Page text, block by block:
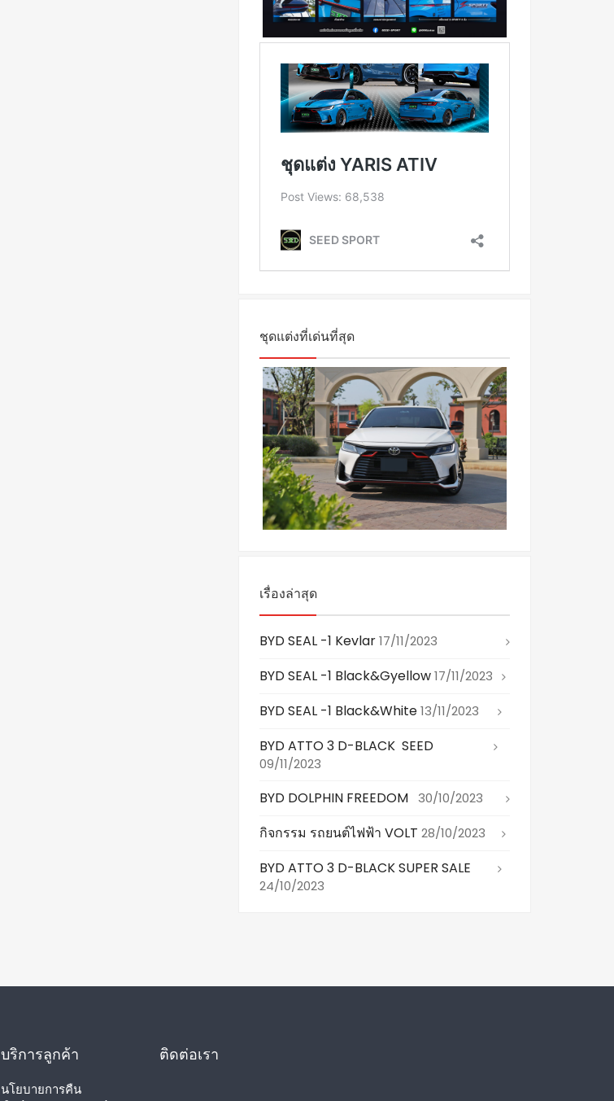
ชุดแต่งที่เด่นที่สุด
เรื่องล่าสุด
BYD SEAL -1 Kevlar17/11/2023
BYD SEAL -1 Black&gyellow17/11/2023
BYD SEAL -1 Black&white13/11/2023
BYD ATTO 3 D-BLACK SEED
09/11/2023
BYD DOLPHIN FREEDOM 30/10/2023
กิจกรรม รถยนต์ไฟฟ้า VOLT 28/10/2023
BYD ATTO 3 D-BLACK SUPER SALE
24/10/2023
บริการลูกค้า
นโยบายการคืน
ติดต่อเรา